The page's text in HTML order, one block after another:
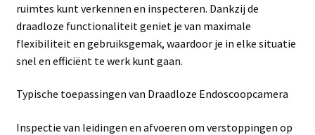
Contact
Klantenservice
ruimtes kunt verkennen en inspecteren. Dankzij de
draadloze functionaliteit geniet je van maximale
flexibiliteit en gebruiksgemak, waardoor je in elke situatie
snel en efficiënt te werk kunt gaan.
Typische toepassingen van Draadloze Endoscoopcamera
Inspectie van leidingen en afvoeren om verstoppingen op